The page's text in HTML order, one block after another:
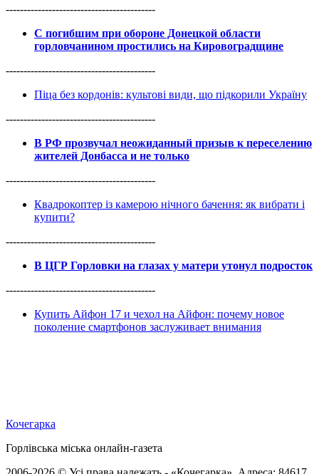
------------------------------------------
С погибшим при обороне Донецкой области
горловчанином простились на Кировоградщине
------------------------------------------
Піца без кордонів: культові види, що підкорили Україну
------------------------------------------
В РФ прозвучал неожиданный призыв к переселению
жителей Донбасса и не только
------------------------------------------
Квадрокоптер із камерою нічного бачення: як вибрати і
купити?
------------------------------------------
В ЦГР Горловки на глазах у матери утонул подросток
------------------------------------------
Купить Айфон 17 и чехол на Айфон: почему новое
поколение смартфонов заслуживает внимания
Кочегарка
Горлівська міська онлайн-газета